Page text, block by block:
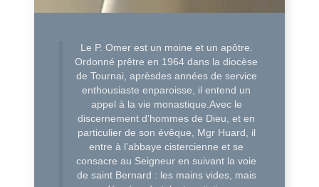
Le P. Omer est un moine et un apôtre.
Ordonné prêtre en 1964 dans la diocèse
de Tournai, aprèsdes années de service
enthousiaste enparoisse, il entend un
appel à la vie monastique.Avec le
discernement d’hommes de Dieu, et en
particulier de son évêque, Mgr Huard, il
entre à l’abbaye cistercienne et se
consacre au Seigneur en suivant la voie
de saint Bernard : les mains vides, mais